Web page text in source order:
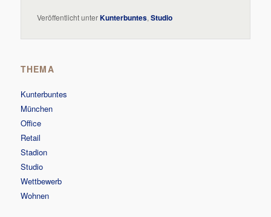
Veröffentlicht unterKunterbuntes,Studio
THEMA
Kunterbuntes
München
Office
Retail
Stadion
Studio
Wettbewerb
Wohnen